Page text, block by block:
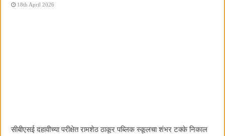
18th April 2026
सीबीएसई दहावीच्या परीक्षेत रामशेठ ठाकूर पब्लिक स्कूलचा शंभर टक्के निकाल